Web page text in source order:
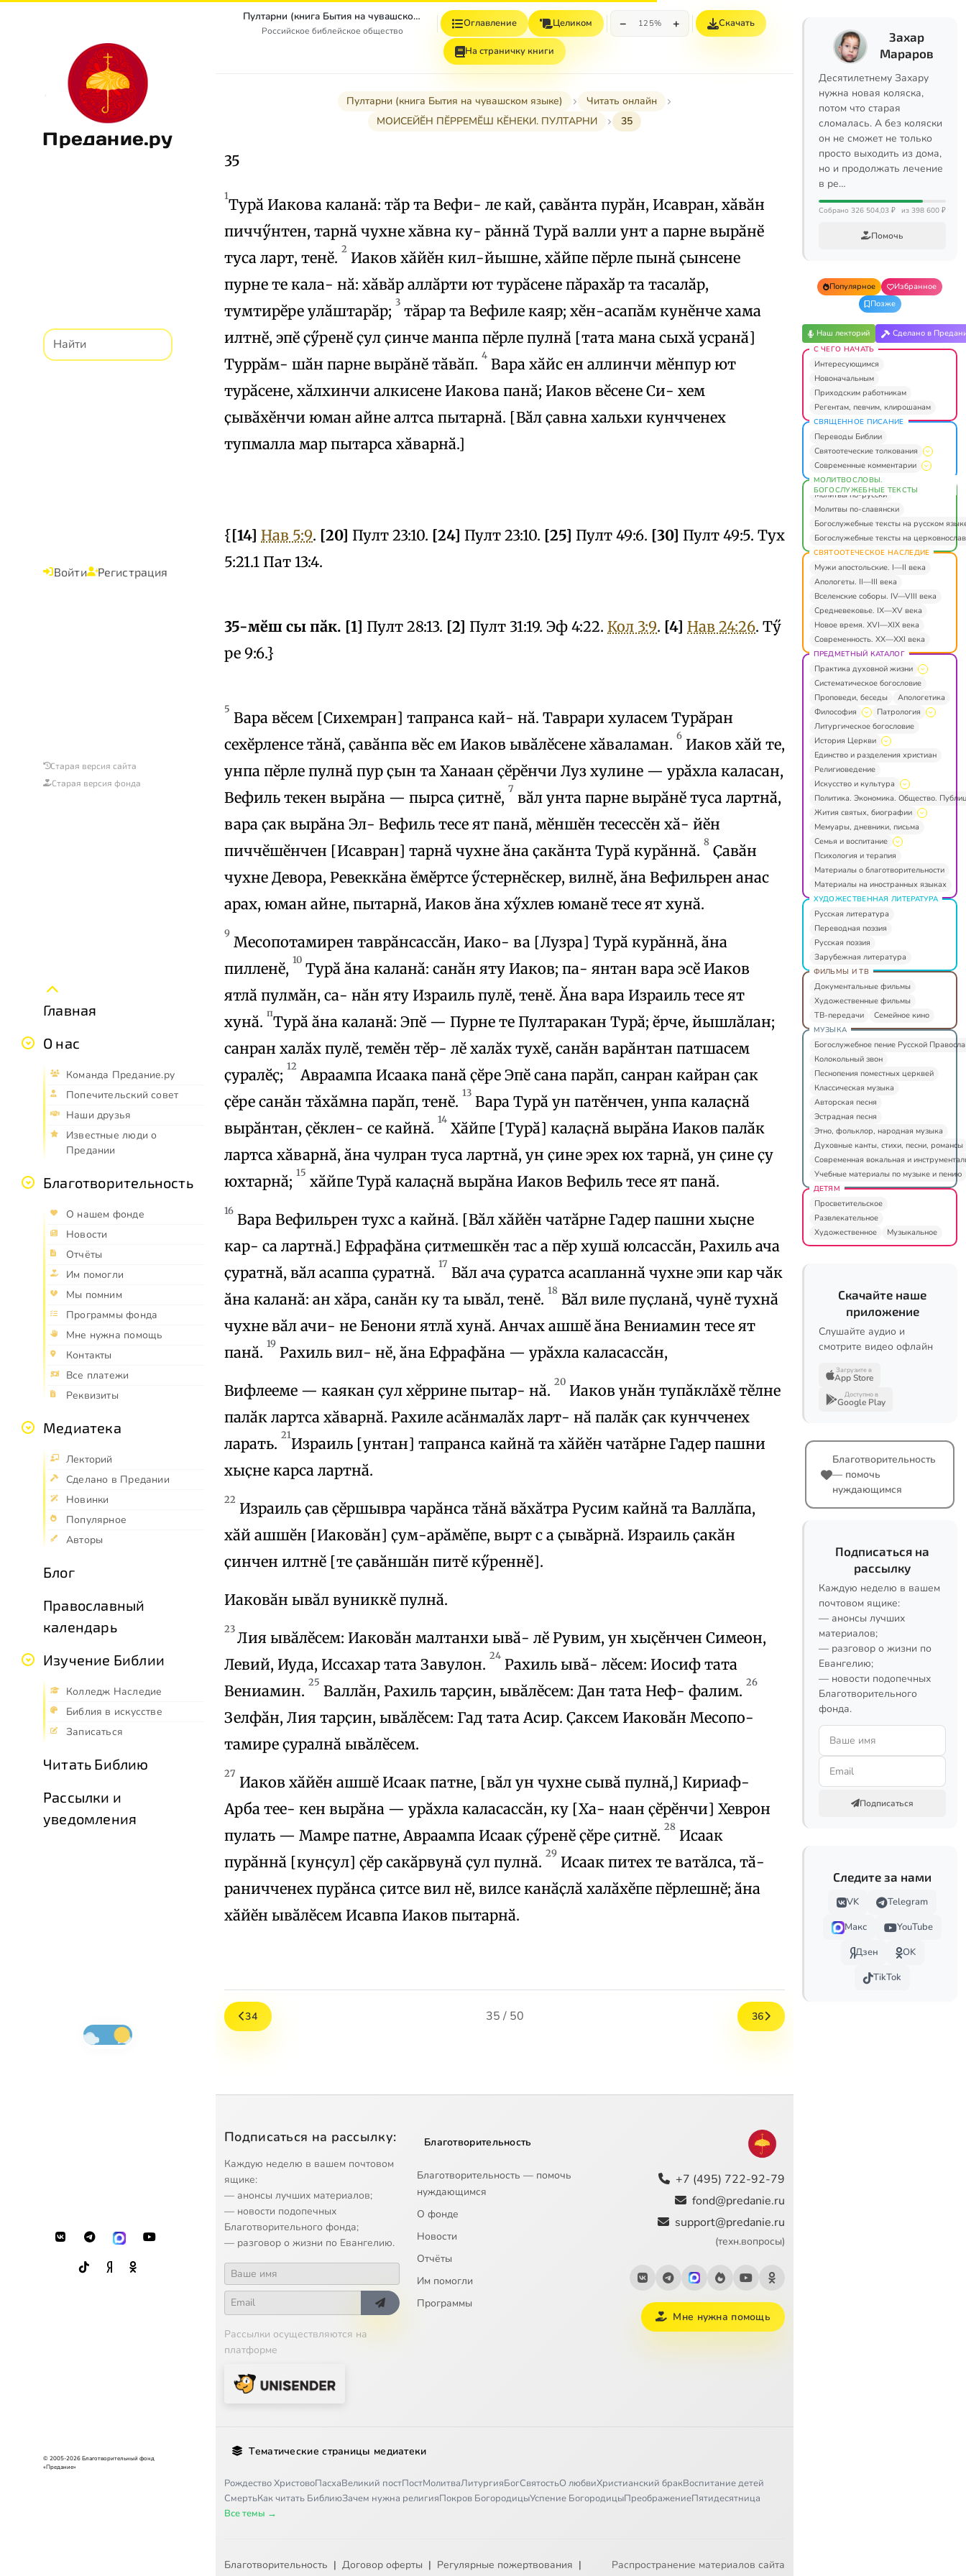
Предание.ру
Войти Регистрация
Старая версия сайта
Старая версия фонда
Главная
О нас
Команда Предание.ру
Попечительский совет
Наши друзья
Известные люди о
Предании
Благотворительность
О нашем фонде
Новости
Отчёты
Им помогли
Мы помним
Программы фонда
Мне нужна помощь
Контакты
Все платежи
Реквизиты
Медиатека
Лекторий
Сделано в Предании
Новинки
Популярное
Авторы
Блог
Православный
календарь
Изучение Библии
Колледж Наследие
Библия в искусстве
Записаться
Читать Библию
Рассылки и
уведомления
© 2005-2026 Благотворительный фонд
«Предание»
Пултарни (книга Бытия на чувашском языке)
Российское библейское общество
Оглавление Целиком − 125% + Скачать
На страничку книги
Пултарни (книга Бытия на чувашском языке)
Читать онлайн
МОИСЕЙӖН ПӖРРЕМӖШ КӖНЕКИ. ПУЛТАРНИ
35
35
1Турӑ Иакова каланӑ: тӑр та Вефи- ле кай, ҫавӑнта пурӑн, Исавран, хӑвӑн
пиччӳнтен, тарнӑ чухне хӑвна ку- рӑннӑ Турӑ валли унт а парне вырӑнӗ
туса ларт, тенӗ. 2 Иаков хӑйӗн кил-йышне, хӑйпе пӗрле пынӑ ҫынсене
пурне те кала- нӑ: хӑвӑр аллӑрти ют турӑсене пӑрахӑр та тасалӑр,
тумтирӗре улӑштарӑр; 3 тӑрар та Вефиле каяр; хӗн-асапӑм кунӗнче хама
илтнӗ, эпӗ ҫӳренӗ ҫул ҫинче манпа пӗрле пулнӑ [тата мана сыхӑ усранӑ]
Туррӑм- шӑн парне вырӑнӗ тӑвӑп. 4 Вара хӑйс ен аллинчи мӗнпур ют
турӑсене, хӑлхинчи алкисене Иакова панӑ; Иаков вӗсене Си- хем
ҫывӑхӗнчи юман айне алтса пытарнӑ. [Вӑл ҫавна хальхи кунчченех
тупмалла мар пытарса хӑварнӑ.]
{[14] Нав 5:9. [20] Пулт 23:10. [24] Пулт 23:10. [25] Пулт 49:6. [30] Пулт 49:5. Тух
5:21.1 Пат 13:4.
35-мӗш сы пӑк. [1] Пулт 28:13. [2] Пулт 31:19. Эф 4:22. Кол 3:9. [4] Нав 24:26. Тӳ
ре 9:6.}
5 Вара вӗсем [Сихемран] тапранса кай- нӑ. Таврари хуласем Турӑран
сехӗрленсе тӑнӑ, ҫавӑнпа вӗс ем Иаков ывӑлӗсене хӑваламан. 6 Иаков хӑй те,
унпа пӗрле пулнӑ пур ҫын та Ханаан ҫӗрӗнчи Луз хулине — урӑхла каласан,
Вефиль текен вырӑна — пырса ҫитнӗ, 7 вӑл унта парне вырӑнӗ туса лартнӑ,
вара ҫак вырӑна Эл- Вефиль тесе ят панӑ, мӗншӗн тесессӗн хӑ- йӗн
пиччӗшӗнчен [Исавран] тарнӑ чухне ӑна ҫакӑнта Турӑ курӑннӑ. 8 Ҫавӑн
чухне Девора, Ревеккӑна ӗмӗртсе ӳстернӗскер, вилнӗ, ӑна Вефильрен анас
арах, юман айне, пытарнӑ, Иаков ӑна хӳхлев юманӗ тесе ят хунӑ.
9 Месопотамирен таврӑнсассӑн, Иако- ва [Лузра] Турӑ курӑннӑ, ӑна
пилленӗ, 10 Турӑ ӑна каланӑ: санӑн яту Иаков; па- янтан вара эсӗ Иаков
ятлӑ пулмӑн, са- нӑн яту Израиль пулӗ, тенӗ. Ӑна вара Израиль тесе ят
хунӑ. пТурӑ ӑна каланӑ: Эпӗ — Пурне те Пултаракан Турӑ; ӗрче, йышлӑлан;
санран халӑх пулӗ, темӗн тӗр- лӗ халӑх тухӗ, санӑн варӑнтан патшасем
ҫуралӗҫ; 12 Авраампа Исаака панӑ ҫӗре Эпӗ сана парӑп, санран кайран ҫак
ҫӗре санӑн тӑхӑмна парӑп, тенӗ. 13 Вара Турӑ ун патӗнчен, унпа калаҫнӑ
вырӑнтан, ҫӗклен- се кайнӑ. 14 Хӑйпе [Турӑ] калаҫнӑ вырӑна Иаков палӑк
лартса хӑварнӑ, ӑна чулран туса лартнӑ, ун ҫине эрех юх тарнӑ, ун ҫине ҫу
юхтарнӑ; 15 хӑйпе Турӑ калаҫнӑ вырӑна Иаков Вефиль тесе ят панӑ.
16 Вара Вефильрен тухс а кайнӑ. [Вӑл хӑйӗн чатӑрне Гадер пашни хыҫне
кар- са лартнӑ.] Ефрафӑна ҫитмешкӗн тас а пӗр хушӑ юлсассӑн, Рахиль ача
ҫуратнӑ, вӑл асаппа ҫуратнӑ. 17 Вӑл ача ҫуратса асапланнӑ чухне эпи кар чӑк
ӑна каланӑ: ан хӑра, санӑн ку та ывӑл, тенӗ. 18 Вӑл виле пуҫланӑ, чунӗ тухнӑ
чухне вӑл ачи- не Бенони ятлӑ хунӑ. Анчах ашшӗ ӑна Вениамин тесе ят
панӑ. 19 Рахиль вил- нӗ, ӑна Ефрафӑна — урӑхла каласассӑн,
Вифлееме — каякан ҫул хӗррине пытар- нӑ. 20 Иаков унӑн тупӑклӑхӗ тӗлне
палӑк лартса хӑварнӑ. Рахиле асӑнмалӑх ларт- нӑ палӑк ҫак кунчченех
ларать. 21Израиль [унтан] тапранса кайнӑ та хӑйӗн чатӑрне Гадер пашни
хыҫне карса лартнӑ.
22 Израиль ҫав ҫӗршывра чарӑнса тӑнӑ вӑхӑтра Русим кайнӑ та Валлӑпа,
хӑй ашшӗн [Иаковӑн] ҫум-арӑмӗпе, вырт с а ҫывӑрнӑ. Израиль ҫакӑн
ҫинчен илтнӗ [те ҫавӑншӑн питӗ кӳреннӗ].
Иаковӑн ывӑл вуниккӗ пулнӑ.
23Лия ывӑлӗсем: Иаковӑн малтанхи ывӑ- лӗ Рувим, ун хыҫӗнчен Симеон,
Левий, Иуда, Иссахар тата Завулон. 24 Рахиль ывӑ- лӗсем: Иосиф тата
Вениамин. 25 Валлӑн, Рахиль тарҫин, ывӑлӗсем: Дан тата Неф- фалим. 26
Зелфӑн, Лия тарҫин, ывӑлӗсем: Гад тата Асир. Ҫаксем Иаковӑн Месопо-
тамире ҫуралнӑ ывӑлӗсем.
27 Иаков хӑйӗн ашшӗ Исаак патне, [вӑл ун чухне сывӑ пулнӑ,] Кириаф-
Арба тее- кен вырӑна — урӑхла каласассӑн, ку [Ха- наан ҫӗрӗнчи] Хеврон
пулать — Мамре патне, Авраампа Исаак ҫӳренӗ ҫӗре ҫитнӗ. 28 Исаак
пурӑннӑ [кунҫул] ҫӗр сакӑрвунӑ ҫул пулнӑ. 29 Исаак питех те ватӑлса, тӑ-
раничченех пурӑнса ҫитсе вил нӗ, вилсе канӑҫлӑ халӑхӗпе пӗрлешнӗ; ӑна
хӑйӗн ывӑлӗсем Исавпа Иаков пытарнӑ.
34 35 / 50 36
Подписаться на рассылку:
Каждую неделю в вашем почтовом
ящике:
— анонсы лучших материалов;
— новости подопечных
Благотворительного фонда;
— разговор о жизни по Евангелию.
Рассылки осуществляются на
платформе
Благотворительность
Благотворительность — помочь
нуждающимся
О фонде
Новости
Отчёты
Им помогли
Программы
+7 (495) 722-92-79
fond@predanie.ru
support@predanie.ru
(техн.вопросы)
Мне нужна помощь
Тематические страницы медиатеки
Рождество ХристовоПасхаВеликий постПостМолитваЛитургияБогСвятостьО любвиХристианский бракВоспитание детей
СмертьКак читать БиблиюЗачем нужна религияПокров БогородицыУспение БогородицыПреображениеПятидесятница
Все темы →
Благотворительность | Договор оферты | Регулярные пожертвования |
Распространение материалов сайта
Захар
Мараров
Десятилетнему Захару
нужна новая коляска,
потом что старая
сломалась. А без коляски
он не сможет не только
просто выходить из дома,
но и продолжать лечение
в ре…
Собрано 326 504,03 ₽ из 398 600 ₽
Помочь
Популярное
Избранное
Позже
Наш лекторий Сделано в
С ЧЕГО НАЧАТЬ
Интересующимся
Новоначальным
Приходским работникам
Регентам, певчим, клирошанам
СВЯЩЕННОЕ ПИСАНИЕ
Переводы Библии
Святоотеческие толкования
Современные комментарии
МОЛИТВОСЛОВЫ.
БОГОСЛУЖЕБНЫЕ ТЕКСТЫ
Молитвы по-русски
Молитвы по-славянски
Богослужебные тексты на русском
Богослужебные тексты на
СВЯТООТЕЧЕСКОЕ НАСЛЕДИЕ
Мужи апостольские. I—II века
Апологеты. II—III века
Вселенские соборы. IV—VIII века
Средневековье. IX—XV века
Новое время. XVI—XIX века
Современность. XX—XXI века
ПРЕДМЕТНЫЙ КАТАЛОГ
Практика духовной жизни
Систематическое богословие
Проповеди, беседы
Апологетика
Философия
Патрология
Литургическое богословие
История Церкви
Единство и разделения христиан
Религиоведение
Искусство и культура
Политика. Экономика. Общество.
Жития святых, биографии
Мемуары, дневники, письма
Семья и воспитание
Психология и терапия
Материалы о благотворительности
Материалы на иностранных языках
ХУДОЖЕСТВЕННАЯ ЛИТЕРАТУРА
Русская литература
Переводная поэзия
Русская поэзия
Зарубежная литература
ФИЛЬМЫ И ТВ
Документальные фильмы
Художественные фильмы
ТВ-передачи
Семейное кино
МУЗЫКА
Богослужебное пение Русской
Колокольный звон
Песнопения поместных церквей
Классическая музыка
Авторская песня
Эстрадная песня
Этно, фольклор, народная музыка
Духовные канты, стихи, песни, романсы
Современная вокальная и
Учебные материалы по музыке и пению
ДЕТЯМ
Просветительское
Развлекательное
Художественное
Музыкальное
Скачайте наше
приложение
Слушайте аудио и
смотрите видео офлайн
Загрузите в
App Store
Доступно в
Google Play
Благотворительность
— помочь
нуждающимся
Подписаться на
рассылку
Каждую неделю в вашем
почтовом ящике:
— анонсы лучших
материалов;
— разговор о жизни по
Евангелию;
— новости подопечных
Благотворительного
фонда.
Подписаться
Следите за нами
VK
Telegram
Макс
YouTube
Дзен
OK
TikTok